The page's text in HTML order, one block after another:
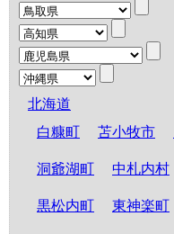
北海道
白糠町
苫小牧市
洞爺湖町 中札内村
黒松内町 東神楽町